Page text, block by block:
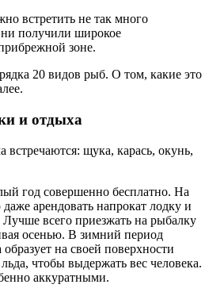
встретить не так много
получили широкое
зоне.
20 видов рыб. О том, какие это
и отдыха
встречаются: щука, карась, окунь,
год совершенно бесплатно. На
арендовать напрокат лодку и
всего приезжать на рыбалку
осенью. В зимний период
на своей поверхности
чтобы выдержать вес человека.
аккуратными.